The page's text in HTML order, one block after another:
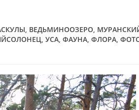
, ВЕДЬМИНООЗЕРО,
, УСА, ФАУНА, ФЛОРА,